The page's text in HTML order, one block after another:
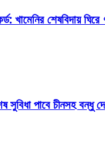
খামেনির শেষবিদায়
সুবিধা পাবে চীনসহ বন্ধু